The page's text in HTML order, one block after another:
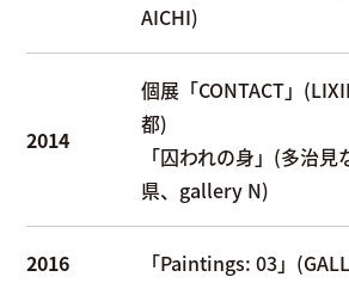
AICHI)
2014
個展「CONTACT」
都)
「囚われの身」(多治
県、gallery N)
2016 「Paintings: 03」